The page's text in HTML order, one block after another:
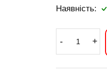
Наявність:
- +